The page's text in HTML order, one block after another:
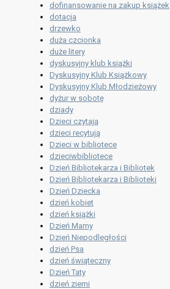
dofinansowanie na zakup książek
dotacja
drzewko
duża czcionka
duże litery
dyskusyjny klub książki
Dyskusyjny Klub Książkowy
Dyskusyjny Klub Młodzieżowy
dyżur w sobotę
dziady
Dzieci czytają
dzieci recytują
Dzieci w bibliotece
dzieciwbibliotece
Dzień Bibliotekarza i Bibliotek
Dzień Bibliotekarza i Biblioteki
Dzień Dziecka
dzień kobiet
dzień książki
Dzień Mamy
Dzień Niepodległości
dzień Psa
dzień świąteczny
Dzień Taty
dzień ziemi